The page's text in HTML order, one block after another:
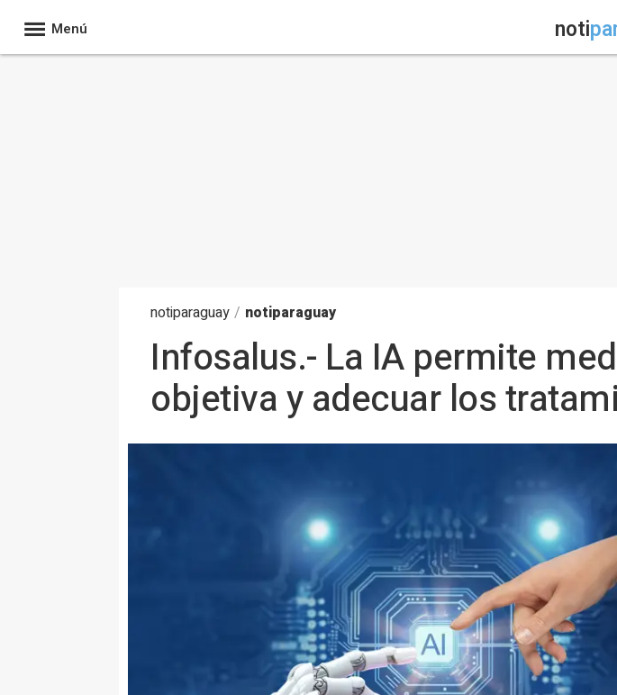
Menú noti
notiparaguay / notiparaguay
Infosalus.- La IA permite
objetiva y adecuar los